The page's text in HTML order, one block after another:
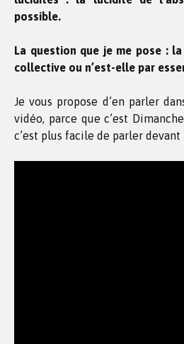
possible.
La question que je me pose :
collective ou n’est-elle par
Je vous propose d’en parler
vidéo, parce que c’est
c’est plus facile de parler devant